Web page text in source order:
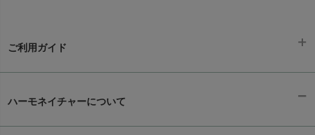
生活アートクラブ
nanadecor（ナナデェコール）
kidscase（キッズケース）
LITTLE INDIANS（リトルインディアンズ）
ご利用ガイド
ハーモネイチャーについて